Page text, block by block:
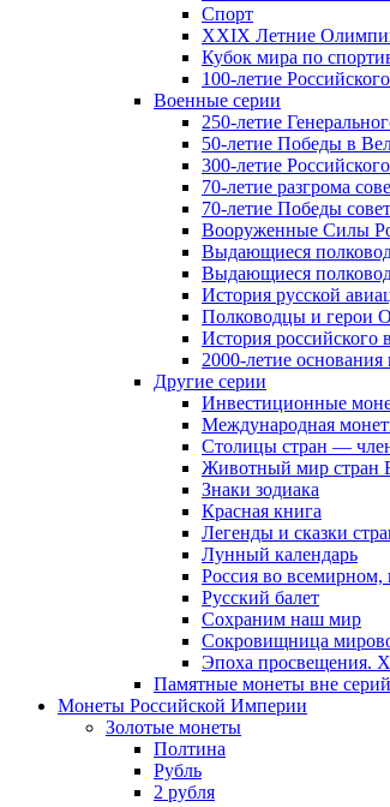
Спорт
XXIX Летние
Кубок мира по
100-летие
Военные серии
250-летие
50-летие Победы в
300-летие
70-летие разгрома
70-летие Победы
Вооруженные Силы
Выдающиеся
Выдающиеся
История русской
Полководцы и герои
История российского
2000-летие основания
Другие серии
Инвестиционные
Международная
Столицы стран —
Животный мир стран
Знаки зодиака
Красная книга
Легенды и сказки
Лунный календарь
Россия во
Русский балет
Сохраним наш мир
Сокровищница
Эпоха просвещения.
Памятные монеты вне серий
Монеты Российской Империи
Золотые монеты
Полтина
Рубль
2 рубля